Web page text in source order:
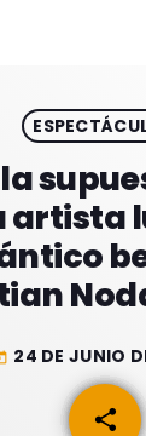
PAZ
artista
24 DE JUNIO
share
email